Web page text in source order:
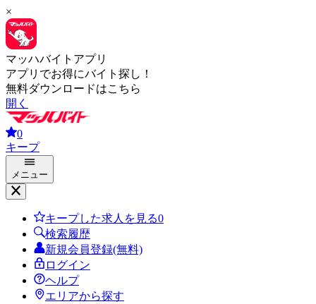
×
マッハバイトアプリ
アプリでお得にバイト探し！
無料ダウンロードはこちら
開く
0
キープ
メニュー
キープした求人を見る0
検索履歴
新規会員登録(無料)
ログイン
ヘルプ
エリアから探す